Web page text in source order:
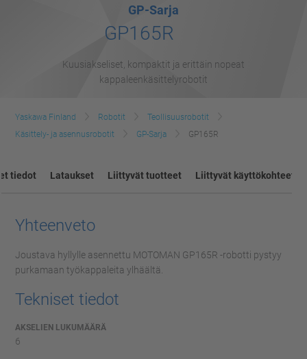
GP-Sarja
GP165R
Kuusiakseliset, kompaktit ja erittäin nopeat
kappaleenkäsittelyrobotit
Yaskawa Finland Robotit
Teollisuusrobotit
Käsittely- ja asennusrobotit
GP-Sarja GP165R
tiedot Lataukset Liittyvät tuotteet Liittyvät käyttökohteet
Yhteenveto
Joustava hyllylle asennettu MOTOMAN GP165R -robotti pystyy
purkamaan työkappaleita ylhäältä.
Tekniset tiedot
AKSELIEN LUKUMÄÄRÄ
6